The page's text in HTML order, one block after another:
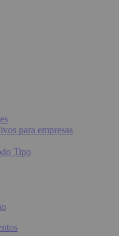
para empresas
Tipo